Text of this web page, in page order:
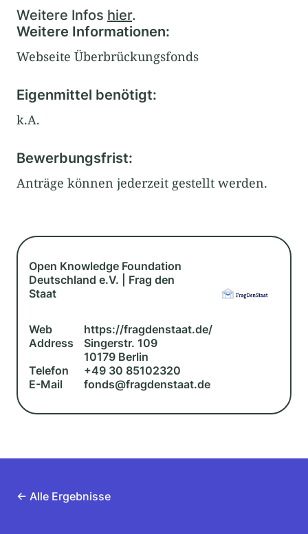
Weitere Infos hier.
Weitere Informationen:
Webseite Überbrückungsfonds
Eigenmittel benötigt:
k.A.
Bewerbungsfrist:
Anträge können jederzeit gestellt werden.
Open Knowledge Foundation
Deutschland e.V. | Frag den
Staat
Web
https://fragdenstaat.de/
Address
Singerstr. 109
10179 Berlin
Telefon
+49 30 85102320
E-Mail
fonds@fragdenstaat.de
← Alle Ergebnisse